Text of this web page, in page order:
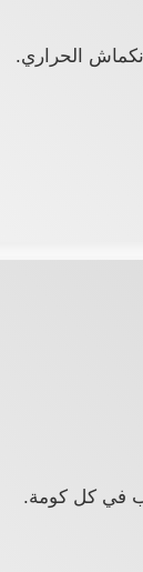
الحراري.
في كل كومة.